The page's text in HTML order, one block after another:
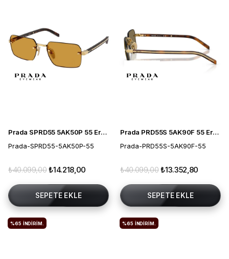
Prada SPRD55 5AK50P 55 Erkek Güneş Gözlüğü
Prada-SPRD55-5AK50P-55
₺14.218,00
₺40.099,00
SEPETE EKLE
Prada PRD55S 5AK90F 55 Erkek Güneş Gözlüğü
Prada-PRD55S-5AK90F-55
₺13.352,80
₺40.099,00
SEPETE EKLE
%65 İNDIRIM. %65 İNDIRIM.